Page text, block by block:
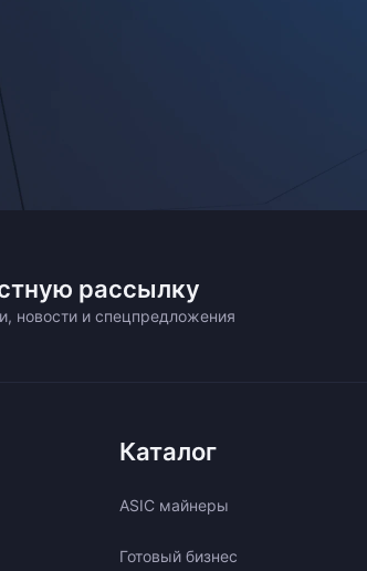
рассылку
новости и спецпредложения
Каталог
ASIC майнеры
Готовый бизнес